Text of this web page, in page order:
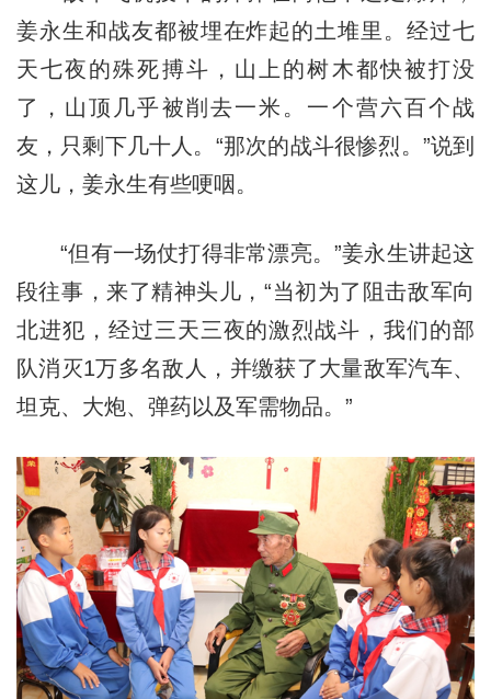
姜永生和战友都被埋在炸起的土堆里。经过七
天七夜的殊死搏斗，山上的树木都快被打没
了，山顶几乎被削去一米。一个营六百个战
友，只剩下几十人。“那次的战斗很惨烈。”说到
这儿，姜永生有些哽咽。
“但有一场仗打得非常漂亮。”姜永生讲起这
段往事，来了精神头儿，“当初为了阻击敌军向
北进犯，经过三天三夜的激烈战斗，我们的部
队消灭1万多名敌人，并缴获了大量敌军汽车、
坦克、大炮、弹药以及军需物品。”